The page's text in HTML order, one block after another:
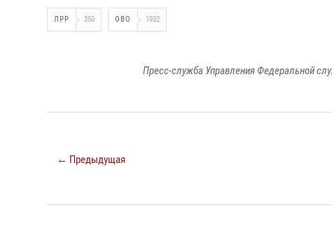
ЛРР 350 ОВО 1932
Пресс-служба Управления Федеральной
← Предыдущая